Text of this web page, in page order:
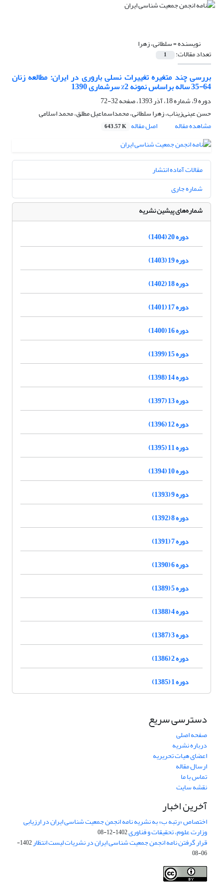
نویسنده =سلطانی، زهرا
تعداد مقالات: 1
بررسی چند متغیره تغییرات نسلی باروری در ایران: مطالعه زنان
64-35 ساله براساس نمونه 2% سرشماری 1390
دوره 9، شماره 18، آذر 1393، صفحه
32-72
حسن عینی‌زیناب، زهرا سلطانی، محمداسماعیل مطلق، محمد اسلامی
مشاهده مقاله
اصل مقاله 643.57 K
مقالات آماده انتشار
شماره جاری
شماره‌های پیشین نشریه
دوره 20 (1404)
دوره 19 (1403)
دوره 18 (1402)
دوره 17 (1401)
دوره 16 (1400)
دوره 15 (1399)
دوره 14 (1398)
دوره 13 (1397)
دوره 12 (1396)
دوره 11 (1395)
دوره 10 (1394)
دوره 9 (1393)
دوره 8 (1392)
دوره 7 (1391)
دوره 6 (1390)
دوره 5 (1389)
دوره 4 (1388)
دوره 3 (1387)
دوره 2 (1386)
دوره 1 (1385)
دسترسی سریع
صفحه اصلی
درباره نشریه
اعضای هیات تحریریه
ارسال مقاله
تماس با ما
نقشه سایت
آخرین اخبار
اختصاص «رتبه ب» به نشریه نامه انجمن جمعیت شناسی ایران در ارزیابی
وزارت علوم، تحقیقات و فناوری1402-12-08
قرار گرفتن نامه انجمن جمعیت شناسی ایران در نشریات لیست انتظار
1402-
06-08